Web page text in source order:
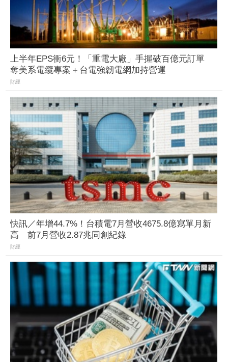
上半年EPS衝6元！「重電大廠」手握破百億元訂單
奪美系電纜專案＋台電強韌電網加持營運
財經
快訊／年增44.7%！台積電7月營收4675.8億寫單月新
高 前7月營收2.87兆同創紀錄
財經